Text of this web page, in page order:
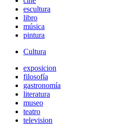
escultura
libro
música
pintura
Cultura
exposicion
filosofía
gastronomía
literatura
museo
teatro
television